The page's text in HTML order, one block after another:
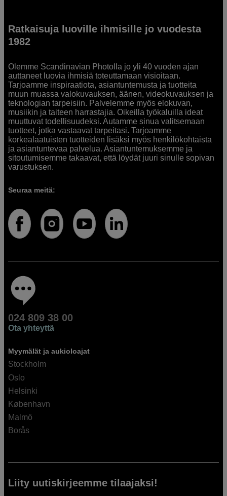
Ratkaisuja luoville ihmisille jo vuodesta
1982
Olemme Scandinavian Photolla jo yli 40 vuoden ajan
auttaneet luovia ihmisiä toteuttamaan visioitaan.
Tarjoamme inspiraatiota, asiantuntemusta ja tuotteita
muun muassa valokuvauksen, äänen, videokuvauksen ja
teknologian tarpeisiin. Palvelemme myös elokuvan,
musiikin ja taiteen harrastajia. Oikeilla työkaluilla ideat
muuttuvat todellisuudeksi. Autamme sinua valitsemaan
tuotteet, jotka vastaavat tarpeitasi. Tarjoamme
korkealaatuisten tuotteiden lisäksi myös henkilökohtaista
ja asiantuntevaa palvelua. Asiantuntemuksemme ja
sitoutumisemme takaavat, että löydät juuri sinulle sopivan
varustuksen.
Seuraa meitä:
024 809 38 00
Ota yhteyttä
Myymälät ja aukioloajat
Stockholm
Oslo
Helsinki
København
Malmö
Borås
Liity uutiskirjeemme tilaajaksi!